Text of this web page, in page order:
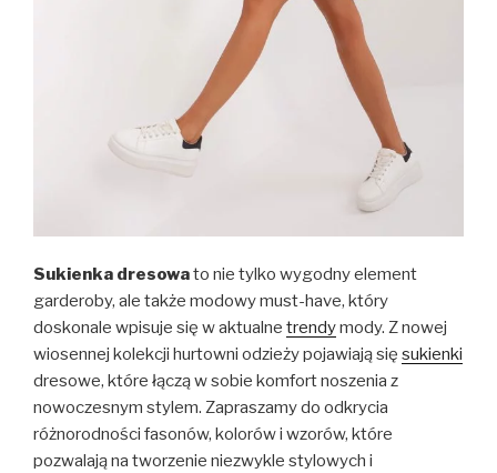
Sukienka dresowato nie tylko wygodny element
garderoby, ale także modowy must-have, który
doskonale wpisuje się w aktualne trendymody. Z nowej
wiosennej kolekcji hurtowni odzieży pojawiają się sukienki
dresowe, które łączą w sobie komfort noszenia z
nowoczesnym stylem. Zapraszamy do odkrycia
różnorodności fasonów, kolorów i wzorów, które
pozwalają na tworzenie niezwykle stylowych i